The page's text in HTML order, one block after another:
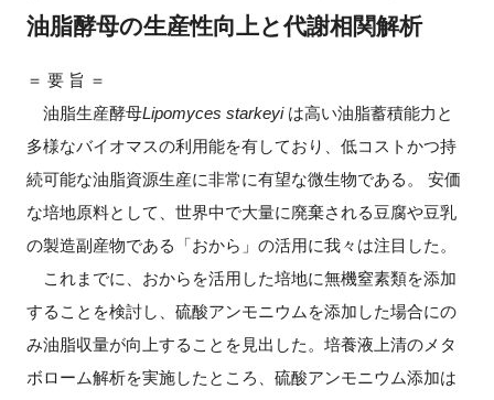
油脂酵母の生産性向上と代謝相関解析
＝ 要 旨 ＝
油脂生産酵母Lipomyces starkeyiは高い油脂蓄積能力と
多様なバイオマスの利用能を有しており、低コストかつ持
続可能な油脂資源生産に非常に有望な微生物である。 安価
な培地原料として、世界中で大量に廃棄される豆腐や豆乳
の製造副産物である「おから」の活用に我々は注目した。
これまでに、おからを活用した培地に無機窒素類を添加
することを検討し、硫酸アンモニウムを添加した場合にの
み油脂収量が向上することを見出した。培養液上清のメタ
ボローム解析を実施したところ、硫酸アンモニウム添加は